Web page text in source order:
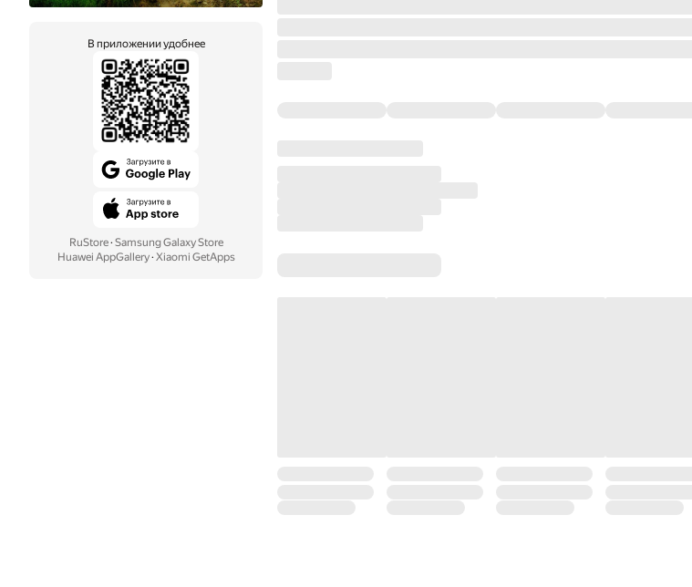
В приложении удобнее
RuStore· Samsung Galaxy Store
Huawei AppGallery· Xiaomi GetApps